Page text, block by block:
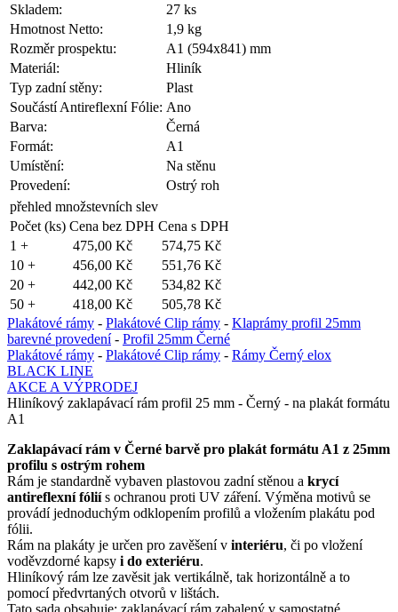
Skladem:
27 ks
Hmotnost Netto:
1,9 kg
Rozměr prospektu:
A1 (594x841) mm
Materiál:
Hliník
Typ zadní stěny:
Plast
Součástí Antireflexní Fólie: Ano
Barva:
Černá
Formát:
A1
Umístění:
Na stěnu
Provedení:
Ostrý roh
přehled množstevních slev
Počet (ks) Cena bez DPH Cena s DPH
1 +
475,00 Kč
574,75 Kč
10 +
456,00 Kč
551,76 Kč
20 +
442,00 Kč
534,82 Kč
50 +
418,00 Kč
505,78 Kč
Plakátové rámy - Plakátové Clip rámy - Klaprámy profil 25mm
barevné provedení- Profil 25mm Černé
Plakátové rámy - Plakátové Clip rámy - Rámy Černý elox
BLACK LINE
AKCE A VÝPRODEJ
Hliníkový zaklapávací rám profil 25 mm - Černý - na plakát formátu
A1
Zaklapávací rám v Černé barvě pro plakát formátu A1 z 25mm
profilu s ostrým rohem
Rám je standardně vybaven plastovou zadní stěnou a krycí
antireflexní fóliís ochranou proti UV záření. Výměna motivů se
provádí jednoduchým odklopením profilů a vložením plakátu pod
fólii.
Rám na plakáty je určen pro zavěšení v interiéru, či po vložení
voděvzdorné kapsy i do exteriéru.
Hliníkový rám lze zavěsit jak vertikálně, tak horizontálně a to
pomocí předvrtaných otvorů v lištách.
Tato sada obsahuje: zaklapávací rám zabalený v samostatné